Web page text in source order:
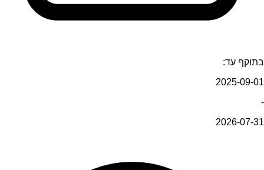
בתוקף עד:
2025-09-01
-
2026-07-31